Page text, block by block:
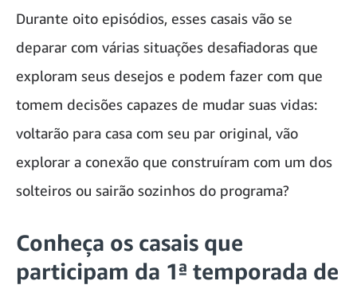
Durante oito episódios, esses casais vão se
deparar com várias situações desafiadoras que
exploram seus desejos e podem fazer com que
tomem decisões capazes de mudar suas vidas:
voltarão para casa com seu par original, vão
explorar a conexão que construíram com um dos
solteiros ou sairão sozinhos do programa?
Conheça os casais que
participam da 1ª temporada de